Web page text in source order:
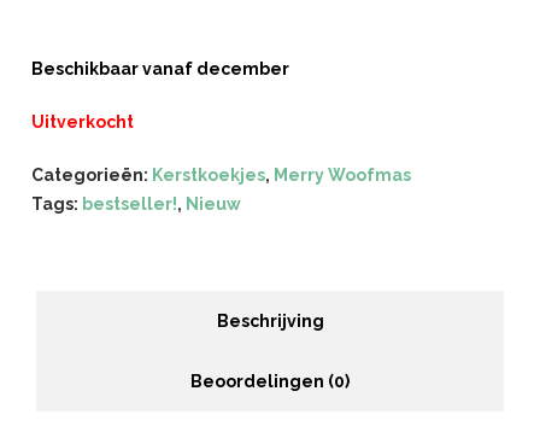
Beschikbaar vanaf december
Uitverkocht
Categorieën: Kerstkoekjes, Merry Woofmas
Tags: bestseller!, Nieuw
Beschrijving
Beoordelingen (0)